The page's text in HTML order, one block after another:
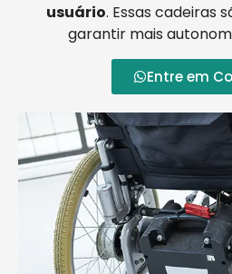
usuário. Essas cadeiras
garantir mais
Entre em